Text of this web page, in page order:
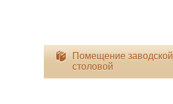
Помещение заводской
столовой